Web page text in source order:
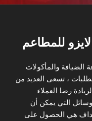
الضيافة والمأكولات
، تسعى العديد من
رضا العملاء
التي يمكن أن
هي الحصول على